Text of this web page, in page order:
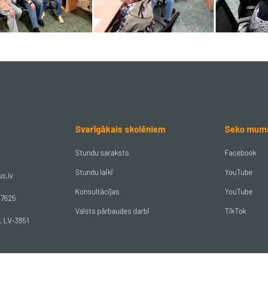
LV-3851
Svarīgākais skolēniem
Stundu saraksts
Stundu laiki
Konsultācijas
Valsts pārbaudes darbi
Seko
Facebook
YouTube
YouTube
TikTok